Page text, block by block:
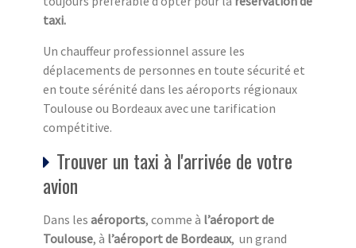
taxi.
Un chauffeur professionnel assure les
déplacements de personnes en toute sécurité et
en toute sérénité dans les aéroports régionaux
Toulouse ou Bordeaux avec une tarification
compétitive.
Trouver un taxi à l'arrivée de votre
avion
Dans les aéroports, comme à l’aéroport de
Toulouse, à l’aéroport de Bordeaux, un grand